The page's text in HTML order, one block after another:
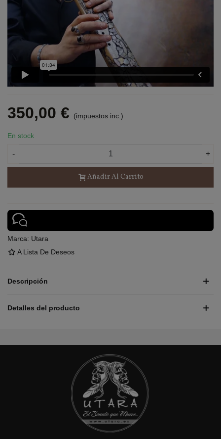
350,00 € (impuestos inc.)
En stock
- +
Añadir Al Carrito
Marca: Utara
A Lista De Deseos
Descripción
Detalles del producto